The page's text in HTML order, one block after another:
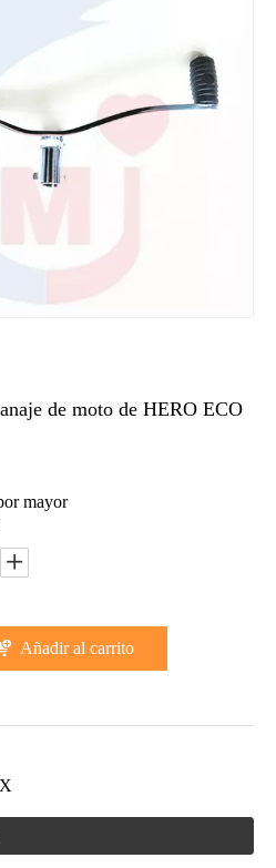
Piezas de la motocicleta Motocicleta pedal de arranque pedal NXR125
de moto de HERO ECO
mayor
Añadir al carrito